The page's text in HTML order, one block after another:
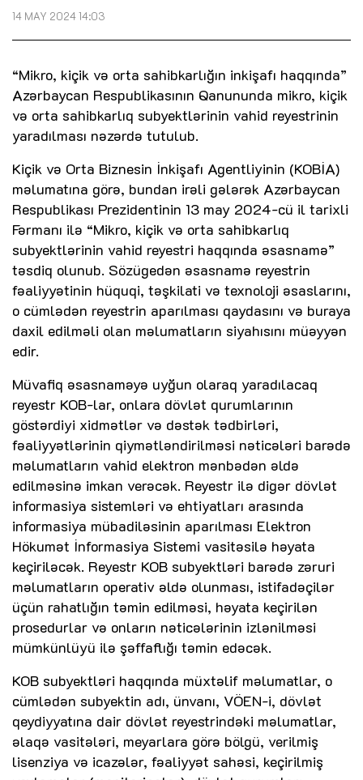
14 MAY 2024 14:03
“Mikro, kiçik və orta sahibkarlığın inkişafı haqqında”
Azərbaycan Respublikasının Qanununda mikro, kiçik
və orta sahibkarlıq subyektlərinin vahid reyestrinin
yaradılması nəzərdə tutulub.
Kiçik və Orta Biznesin İnkişafı Agentliyinin (KOBİA)
məlumatına görə, bundan irəli gələrək Azərbaycan
Respublikası Prezidentinin 13 may 2024-cü il tarixli
Fərmanı ilə “Mikro, kiçik və orta sahibkarlıq
subyektlərinin vahid reyestri haqqında əsasnamə”
təsdiq olunub. Sözügedən əsasnamə reyestrin
fəaliyyətinin hüquqi, təşkilati və texnoloji əsaslarını,
o cümlədən reyestrin aparılması qaydasını və buraya
daxil edilməli olan məlumatların siyahısını müəyyən
edir.
Müvafiq əsasnaməyə uyğun olaraq yaradılacaq
reyestr KOB-lar, onlara dövlət qurumlarının
göstərdiyi xidmətlər və dəstək tədbirləri,
fəaliyyətlərinin qiymətləndirilməsi nəticələri barədə
məlumatların vahid elektron mənbədən əldə
edilməsinə imkan verəcək. Reyestr ilə digər dövlət
informasiya sistemləri və ehtiyatları arasında
informasiya mübadiləsinin aparılması Elektron
Hökumət İnformasiya Sistemi vasitəsilə həyata
keçiriləcək. Reyestr KOB subyektləri barədə zəruri
məlumatların operativ əldə olunması, istifadəçilər
üçün rahatlığın təmin edilməsi, həyata keçirilən
prosedurlar və onların nəticələrinin izlənilməsi
mümkünlüyü ilə şəffaflığı təmin edəcək.
KOB subyektləri haqqında müxtəlif məlumatlar, o
cümlədən subyektin adı, ünvanı, VÖEN-i, dövlət
qeydiyyatına dair dövlət reyestrindəki məlumatlar,
əlaqə vasitələri, meyarlara görə bölgü, verilmiş
lisenziya və icazələr, fəaliyyət sahəsi, keçirilmiş